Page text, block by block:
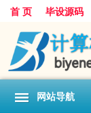
首 页 毕设源码
网站导航